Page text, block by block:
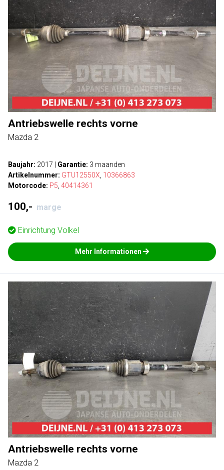
Antriebswelle rechts vorne
Mazda 2
Baujahr: 2017 Garantie: 3 maanden
Artikelnummer: GTU12550X 10366863
Motorcode: P5 40414361
100,- marge
Einrichtung Volkel
Mehr Informationen
Antriebswelle rechts vorne
Mazda 2